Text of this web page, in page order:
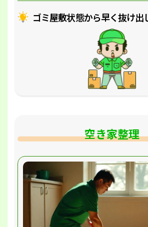
ゴミ屋敷状態から早く抜け出
空き家整理